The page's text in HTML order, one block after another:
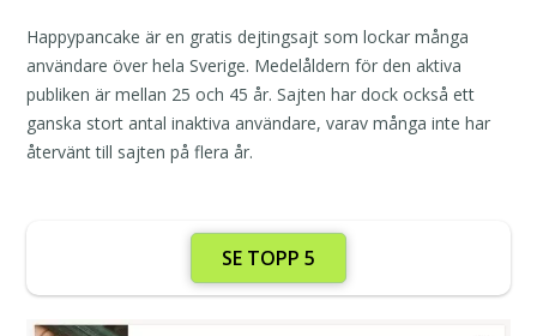
Happypancake är en gratis dejtingsajt som lockar många
användare över hela Sverige. Medelåldern för den aktiva
publiken är mellan 25 och 45 år. Sajten har dock också ett
ganska stort antal inaktiva användare, varav många inte har
återvänt till sajten på flera år.
SE TOPP 5